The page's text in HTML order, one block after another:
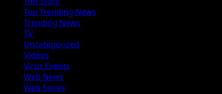
Top Trending News
Trending News
TV
Uncategorized
Videos
Virus Events
Web News
Web Series